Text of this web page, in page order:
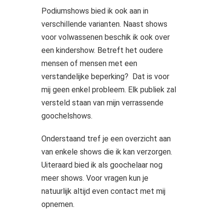
Podiumshows bied ik ook aan in
verschillende varianten. Naast shows
voor volwassenen beschik ik ook over
een kindershow. Betreft het oudere
mensen of mensen met een
verstandelijke beperking? Dat is voor
mij geen enkel probleem. Elk publiek zal
versteld staan van mijn verrassende
goochelshows.
Onderstaand tref je een overzicht aan
van enkele shows die ik kan verzorgen.
Uiteraard bied ik als goochelaar nog
meer shows. Voor vragen kun je
natuurlijk altijd even contact met mij
opnemen.